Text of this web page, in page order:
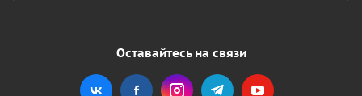
Оставайтесь на связи